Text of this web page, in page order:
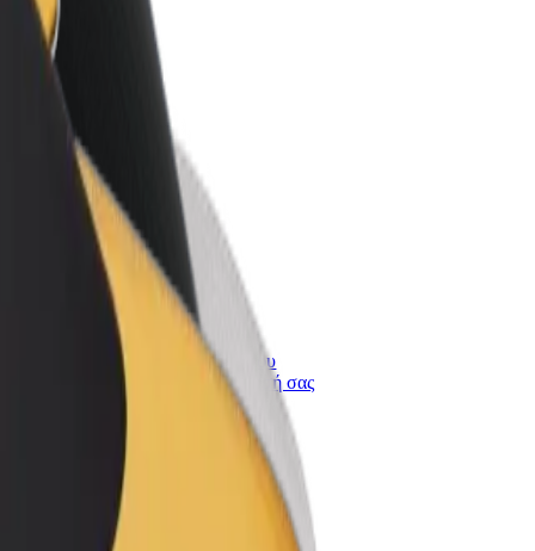
Bolt for Business
Προϊόντα και υπηρεσίες Bolt που
κλιμακώνονται για την επιχείρησή σας